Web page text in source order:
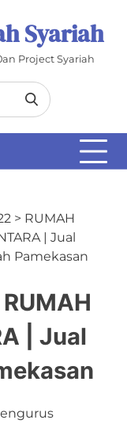
Syariah
Project Syariah
> RUMAH
| Jual
Pamekasan
| Jual